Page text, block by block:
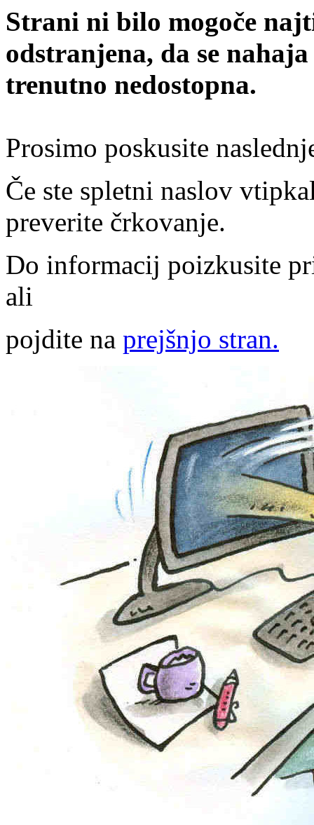
Strani ni bilo mogoče
odstranjena, da se
trenutno nedostopna.
Prosimo poskusite
Če ste spletni naslov
preverite črkovanje.
Do informacij poizkusite
ali
pojdite na prejšnjo stran.